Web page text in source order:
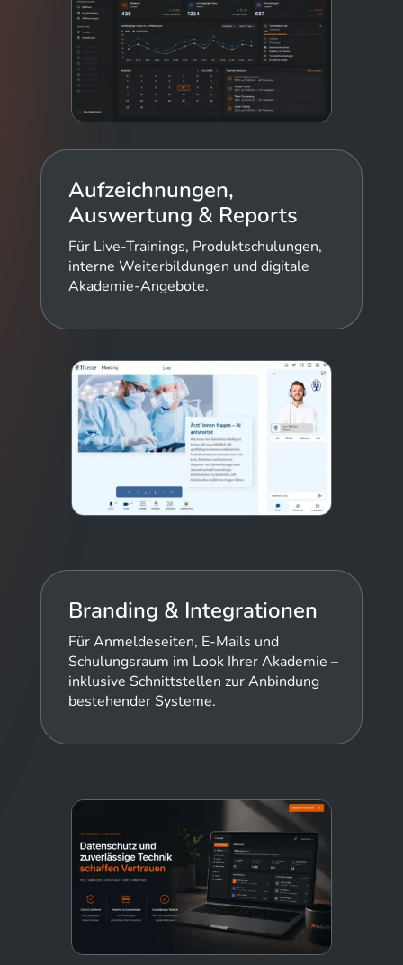
Aufzeichnungen,
Auswertung & Reports
Für Live-Trainings, Produktschulungen,
interne Weiterbildungen und digitale
Akademie-Angebote.
Branding & Integrationen
Für Anmeldeseiten, E-Mails und
Schulungsraum im Look Ihrer Akademie –
inklusive Schnittstellen zur Anbindung
bestehender Systeme.